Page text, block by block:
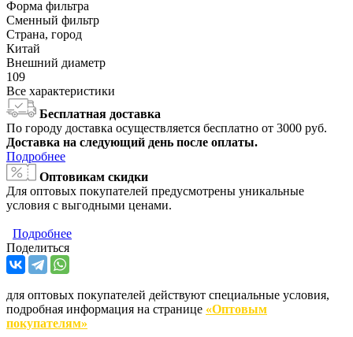
Форма фильтра
Сменный фильтр
Страна, город
Китай
Внешний диаметр
109
Все характеристики
Бесплатная доставка
По городу доставка осуществляется бесплатно от 3000 руб.
Доставка на следующий день после оплаты.
Подробнее
Оптовикам скидки
Для оптовых покупателей предусмотрены уникальные
условия с выгодными ценами.
Подробнее
Поделиться
для оптовых покупателей действуют специальные условия,
подробная информация на странице «Оптовым
покупателям»